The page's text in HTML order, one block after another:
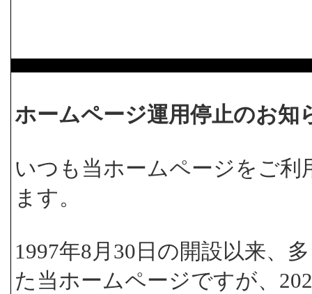
ホームページ運用停止のお知
いつも当ホームページをご
ます。
1997年8月30日の開設以来、
た当ホームページですが、